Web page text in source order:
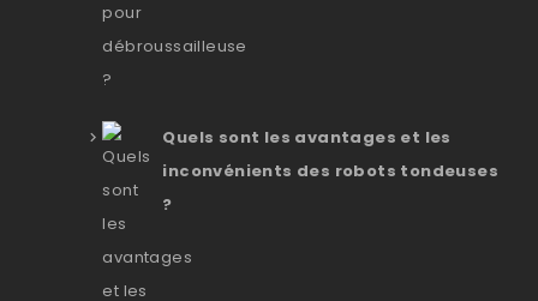
Quels sont les avantages et les
inconvénients des robots tondeuses
?